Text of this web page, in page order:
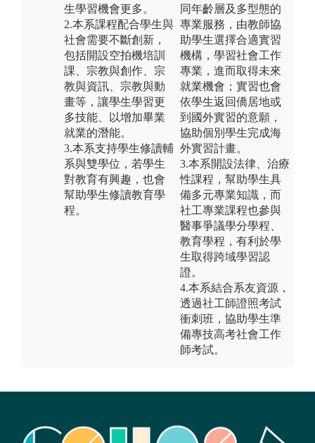
生學習機會更多。
2.本系課程配合學生與
社會需要不斷創新，
包括開設空拍機培訓
課、宗教與創作、宗
教與資訊、宗教與動
畫等，讓學生學習更
多技能、以增加畢業
就業的潛能。
3.本系支持學生修讀輔
系與雙學位，若學生
對教育有興趣，也會
幫助學生修讀教育學
程。
同年齡層及多型態的
專業服務，由教師協
助學生選擇合適實習
機構，學習社會工作
專業，進而取得未來
就業機會；實習也會
依學生返回僑居地或
到國外實習的意願，
協助個別學生完成海
外實習計畫。
3.本系開設法律、治療
性課程，幫助學生具
備多元專業知識，而
社工專業課程也參與
醫事爭議學分學程、
教育學程，有利於學
生取得跨域學習認
證。
4.本系結合系友資源，
透過社工師證照考試
衝刺班，協助學生準
備專技高考社會工作
師考試。